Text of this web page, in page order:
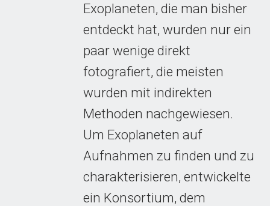
Exoplaneten, die man bisher
entdeckt hat, wurden nur ein
paar wenige direkt
fotografiert, die meisten
wurden mit indirekten
Methoden nachgewiesen.
Um Exoplaneten auf
Aufnahmen zu finden und zu
charakterisieren, entwickelte
ein Konsortium, dem